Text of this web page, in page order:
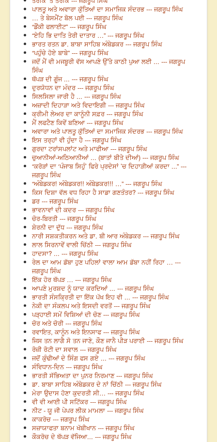
ਪਾਲਤੂ ਅਤੇ ਅਵਾਰਾ ਕੁੱਤਿਆਂ ਦਾ ਸਮਾਜਿਕ ਸੰਦਰਭ --- ਜਗਰੂਪ ਸਿੰਘ
… ਤੇ ਬੇਸਮੈਂਟ ਬੋਲ ਪਈ --- ਜਗਰੂਪ ਸਿੰਘ
“ਡੌਂਕੀ ਫਲਾਈਟ” --- ਜਗਰੂਪ ਸਿੰਘ
“ਏਹਿ ਭਿ ਦਾਤਿ ਤੇਰੀ ਦਾਤਾਰ …” --- ਜਗਰੂਪ ਸਿੰਘ
ਭਾਰਤ ਰਤਨ ਡਾ. ਬਾਬਾ ਸਾਹਿਬ ਅੰਬੇਡਕਰ --- ਜਗਰੂਪ ਸਿੰਘ
“ਪਹੁੰਚੇ ਹੋਏ ਬਾਬੇ” --- ਜਗਰੂਪ ਸਿੰਘ
ਜਦੋਂ ਮੈਂ ਵੀ ਮਜਬੂਰੀ ਵੱਸ ਆਪਣੇ ਉੱਤੇ ਕਾਠੀ ਪੁਆ ਲਈ ... --- ਜਗਰੂਪ
ਸਿੰਘ
ਥੱਪੜ ਦੀ ਗੂੰਜ ... --- ਜਗਰੂਪ ਸਿੰਘ
ਦੁਰਯੋਧਨ ਦਾ ਮੰਦਰ --- ਜਗਰੂਪ ਸਿੰਘ
ਸਿਲਸਿਲਾ ਜਾਰੀ ਹੈ ... --- ਜਗਰੂਪ ਸਿੰਘ
ਅਜ਼ਾਦੀ ਦਿਹਾੜਾ ਅਤੇ ਵਿਦਾਇਗੀ --- ਜਗਰੂਪ ਸਿੰਘ
ਕ੍ਰੀਮੀ ਲੇਅਰ ਦਾ ਕਾਨੂੰਨੀ ਸਫ਼ਰ --- ਜਗਰੂਪ ਸਿੰਘ
ਮੈਂ ਲਫਟੈਣ ਕਿਵੇਂ ਬਣਿਆ --- ਜਗਰੂਪ ਸਿੰਘ
ਅਵਾਰਾ ਅਤੇ ਪਾਲਤੂ ਕੁੱਤਿਆਂ ਦਾ ਸਮਾਜਿਕ ਸੰਦਰਭ --- ਜਗਰੂਪ ਸਿੰਘ
ਇਸ ਤਰ੍ਹਾਂ ਵੀ ਹੁੰਦਾ ਹੈ --- ਜਗਰੂਪ ਸਿੰਘ
ਗੁਰਦਾ ਟਰਾਂਸਪਲਾਂਟ ਅਤੇ ਮਾਫੀਆ --- ਜਗਰੂਪ ਸਿੰਘ
ਚੁਆਨੀਆਂ-ਅਠਿਆਨੀਆਂ ... (ਬਾਤਾਂ ਬੀਤੇ ਦੀਆਂ) --- ਜਗਰੂਪ ਸਿੰਘ
“ਕਰੋੜਾਂ ਦਾ ‘ਪੰਜਾਬ ਸਿਹੁੰ’ ਫਿਰੇ ਪ੍ਰਦੇਸਾਂ ’ਚ ਦਿਹਾੜੀਆਂ ਕਰਦਾ ...” ---
ਜਗਰੂਪ ਸਿੰਘ
“ਅੰਬੇਡਕਰ! ਅੰਬੇਡਕਰ!! ਅੰਬੇਡਕਰ!!! …” --- ਜਗਰੂਪ ਸਿੰਘ
ਕਿਸ ਦਿਸ਼ਾ ਵੱਲ ਵਧ ਰਿਹਾ ਹੈ ਸਾਡਾ ਗਣਤੰਤਰ? --- ਜਗਰੂਪ ਸਿੰਘ
ਡਰ --- ਜਗਰੂਪ ਸਿੰਘ
ਭਾਵਨਾਵਾਂ ਦੀ ਕਦਰ --- ਜਗਰੂਪ ਸਿੰਘ
ਚੋਰ-ਬਿਰਤੀ --- ਜਗਰੂਪ ਸਿੰਘ
ਸ਼ੇਰਨੀ ਦਾ ਦੁੱਧ --- ਜਗਰੂਪ ਸਿੰਘ
ਨਾਰੀ ਸਸ਼ਕਤੀਕਰਨ ਅਤੇ ਡਾ. ਬੀ ਆਰ ਅੰਬੇਡਕਰ --- ਜਗਰੂਪ ਸਿੰਘ
ਲਾਲ ਸਿਰਨਾਵੇਂ ਵਾਲੀ ਚਿੱਠੀ --- ਜਗਰੂਪ ਸਿੰਘ
ਹਾਦਸਾ? ... --- ਜਗਰੂਪ ਸਿੰਘ
ਰੇਲ ਦਾ ਆਮ ਡੱਬਾ ਹੁਣ ਪਹਿਲਾਂ ਵਾਲਾ ਆਮ ਡੱਬਾ ਨਹੀਂ ਰਿਹਾ … ---
ਜਗਰੂਪ ਸਿੰਘ
ਇੱਕ ਹੋਰ ਥੱਪੜ … --- ਜਗਰੂਪ ਸਿੰਘ
ਆਪਣੇ ਮੁਰਸ਼ਦ ਨੂੰ ਯਾਦ ਕਰਦਿਆਂ ... --- ਜਗਰੂਪ ਸਿੰਘ
ਭਾਰਤੀ ਸੰਸਕ੍ਰਿਤੀ ਦਾ ਇੱਕ ਪੱਖ ਇਹ ਵੀ ... --- ਜਗਰੂਪ ਸਿੰਘ
ਨੇਕੀ ਦਾ ਸੰਕਲਪ ਅਤੇ ਇਸਦੀ ਵਰਤੋਂ --- ਜਗਰੂਪ ਸਿੰਘ
ਪੜ੍ਹਾਈ ਸਮੇਂ ਵਿਸ਼ਿਆਂ ਦੀ ਚੋਣ --- ਜਗਰੂਪ ਸਿੰਘ
ਚੋਰ ਅਤੇ ਚੋਰੀ --- ਜਗਰੂਪ ਸਿੰਘ
ਰਵਾਇਤ, ਕਾਨੂੰਨ ਅਤੇ ਇਨਸਾਫ --- ਜਗਰੂਪ ਸਿੰਘ
ਜਿਸ ਤਨ ਲਾਗੈ ਸੋ ਤਨ ਜਾਣੇ, ਕੌਣ ਜਾਨੈ ਪੀੜ ਪਰਾਈ --- ਜਗਰੂਪ ਸਿੰਘ
ਰੋਜ਼ੀ ਰੋਟੀ ਦਾ ਸਵਾਲ --- ਜਗਰੂਪ ਸਿੰਘ
ਜਦੋਂ ਕੁੰਢੀਆਂ ਦੇ ਸਿੰਗ ਫਸ ਗਏ ... --- ਜਗਰੂਪ ਸਿੰਘ
ਸੰਵਿਧਾਨ-ਦਿਨ --- ਜਗਰੂਪ ਸਿੰਘ
ਭਾਰਤੀ ਸੱਭਿਅਤਾ ਦਾ ਪੁਨਰ ਨਿਰਮਾਣ --- ਜਗਰੂਪ ਸਿੰਘ
ਡਾ. ਬਾਬਾ ਸਾਹਿਬ ਅੰਬੇਡਕਰ ਦੇ ਨਾਂ ਚਿੱਠੀ --- ਜਗਰੂਪ ਸਿੰਘ
ਮੇਰਾ ਉਦਾਸ ਹੋਣਾ ਕੁਦਰਤੀ ਸੀ… --- ਜਗਰੂਪ ਸਿੰਘ
ਵੀ ਵੀ ਆਈ ਪੀ ਸਟਿੱਕਰ --- ਜਗਰੂਪ ਸਿੰਘ
ਨੀਟ - ਯੂ ਜੀ ਪੇਪਰ ਲੀਕ ਮਾਮਲਾ --- ਜਗਰੂਪ ਸਿੰਘ
ਕਾਕਰੋਚ --- ਜਗਰੂਪ ਸਿੰਘ
ਸਜ਼ਾਯਾਫਤਾ ਬਨਾਮ ਖੱਬੀਖਾਨ --- ਜਗਰੂਪ ਸਿੰਘ
ਕੌਕਰੋਚ ਦੇ ਥੱਪੜ ਵੱਜਿਆ... --- ਜਗਰੂਪ ਸਿੰਘ